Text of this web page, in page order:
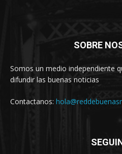
SOBRE
Somos un medio independiente
difundir las buenas noticias
Contactanos: